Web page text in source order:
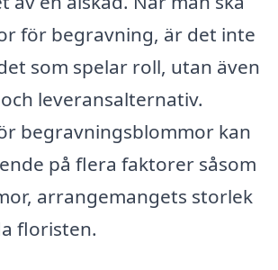
för begravning, är det inte
som spelar roll, utan även
leveransalternativ.
begravningsblommor kan
på flera faktorer såsom
arrangemangets storlek
floristen.